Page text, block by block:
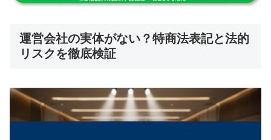
運営会社の実体がない？特商法表記と法的
リスクを徹底検証